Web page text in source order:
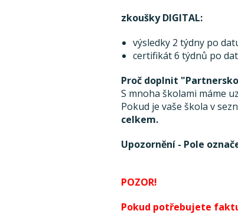
zkoušky DIGITAL:
výsledky 2 týdny po
certifikát 6 týdnů po
Proč doplnit
S mnoha školami máme
Pokud je vaše škola v
celkem.
Upozornění - Pole
POZOR!
Pokud potřebujete